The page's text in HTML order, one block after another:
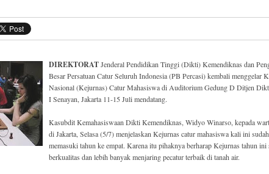
DIREKTORATJenderal Pendidikan Tinggi (Dikti) Kemendiknas dan
Besar Persatuan Catur Seluruh Indonesia (PB Percasi) kembali menggelar
Nasional (Kejurnas) Catur Mahasiswa di Auditorium Gedung D Ditjen
I Senayan, Jakarta 11-15 Juli mendatang.
Kasubdit Kemahasiswaan Dikti Kemendiknas, Widyo Winarso, kepada
di Jakarta, Selasa (5/7) menjelaskan Kejurnas catur mahasiswa kali ini sudah
memasuki tahun ke empat. Karena itu pihaknya berharap Kejurnas tahun ini
berkualitas dan lebih banyak menjaring pecatur terbaik di tanah air.